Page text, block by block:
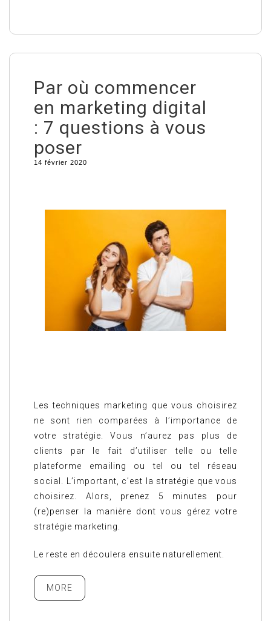
Par où commencer
en marketing digital
: 7 questions à vous
poser
14 février 2020
Les techniques marketing que vous choisirez
ne sont rien comparées à l’importance de
votre stratégie. Vous n’aurez pas plus de
clients par le fait d’utiliser telle ou telle
plateforme emailing ou tel ou tel réseau
social. L’important, c’est la stratégie que vous
choisirez. Alors, prenez 5 minutes pour
(re)penser la manière dont vous gérez votre
stratégie marketing.
Le reste en découlera ensuite naturellement.
MORE